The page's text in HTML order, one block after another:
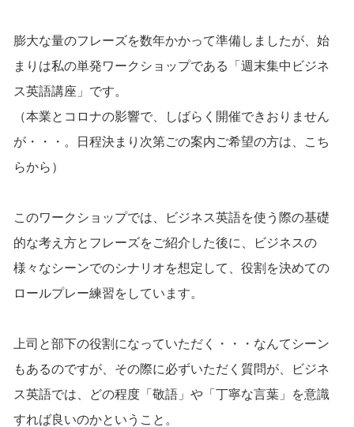
膨大な量のフレーズを数年かかって準備しましたが、始
まりは私の単発ワークショップである「週末集中ビジネ
ス英語講座」です。
（本業とコロナの影響で、しばらく開催できおりません
が・・・。日程決まり次第ごの案内ご希望の方は、
こち
らから ）
このワークショップでは、ビジネス英語を使う際の基礎
的な考え方とフレーズをご紹介した後に、ビジネスの
様々なシーンでのシナリオを想定して、役割を決めての
ロールプレー練習をしています。
上司と部下の役割になっていただく・・・なんてシーン
もあるのですが、その際に必ずいただく質問が、ビジネ
ス英語では、どの程度「敬語」や「丁寧な言葉」を意識
すれば良いのかということ。